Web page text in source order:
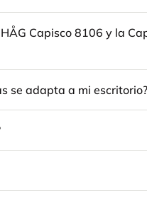
Capisco 8106 y la
se adapta a mi escritorio?